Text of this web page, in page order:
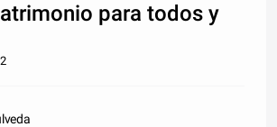
para todos y